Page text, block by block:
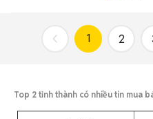
1 2
Top 2 tỉnh thành có nhiều tin mua